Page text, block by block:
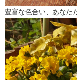
豊富な色合い、あなた